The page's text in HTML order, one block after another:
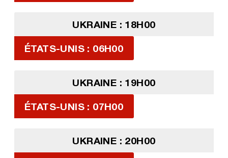
UKRAINE : 18H00
ÉTATS-UNIS : 06H00
UKRAINE : 19H00
ÉTATS-UNIS : 07H00
UKRAINE : 20H00